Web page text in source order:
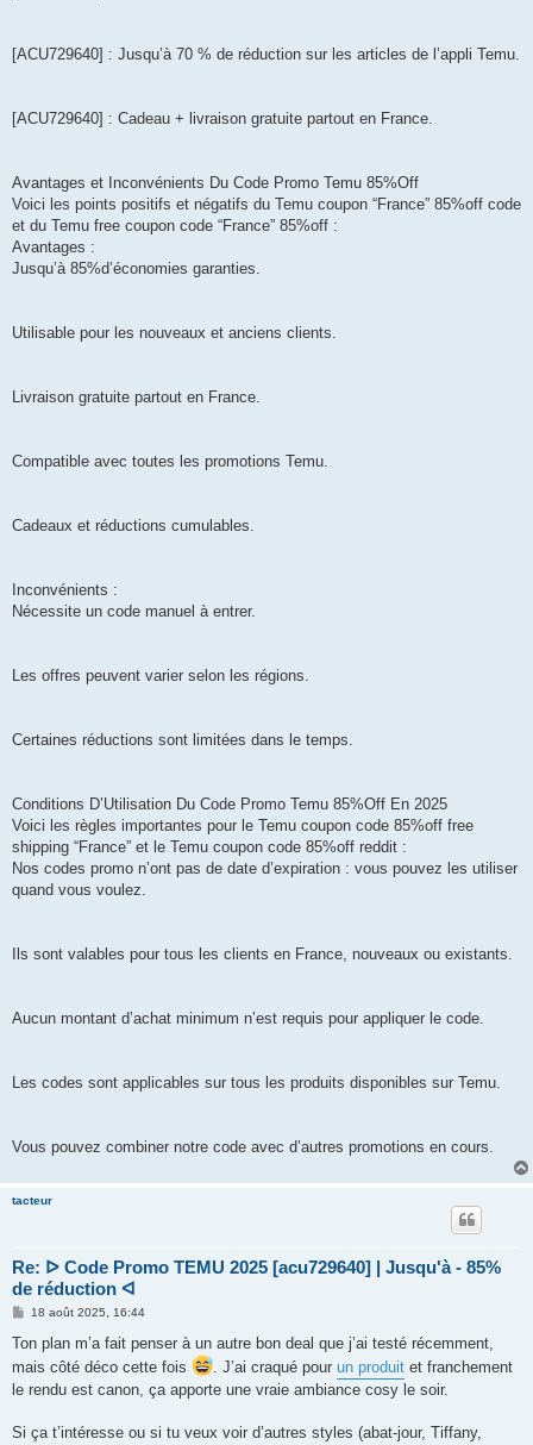
[ACU729640] : Jusqu’à 70 % de réduction sur les articles de l’appli Temu.
[ACU729640] : Cadeau + livraison gratuite partout en France.
Avantages et Inconvénients Du Code Promo Temu 85%Off
Voici les points positifs et négatifs du Temu coupon “France” 85%off code
et du Temu free coupon code “France” 85%off :
Avantages :
Jusqu’à 85%d’économies garanties.
Utilisable pour les nouveaux et anciens clients.
Livraison gratuite partout en France.
Compatible avec toutes les promotions Temu.
Cadeaux et réductions cumulables.
Inconvénients :
Nécessite un code manuel à entrer.
Les offres peuvent varier selon les régions.
Certaines réductions sont limitées dans le temps.
Conditions D’Utilisation Du Code Promo Temu 85%Off En 2025
Voici les règles importantes pour le Temu coupon code 85%off free
shipping “France” et le Temu coupon code 85%off reddit :
Nos codes promo n’ont pas de date d’expiration : vous pouvez les utiliser
quand vous voulez.
Ils sont valables pour tous les clients en France, nouveaux ou existants.
Aucun montant d’achat minimum n’est requis pour appliquer le code.
Les codes sont applicables sur tous les produits disponibles sur Temu.
Vous pouvez combiner notre code avec d’autres promotions en cours.
tacteur
Re: ᐅ Code Promo TEMU 2025 [acu729640] | Jusqu'à - 85%
de réduction ᐊ
M
s
a
e
18 août 2025, 16:44
Ton plan m’a fait penser à un autre bon deal que j’ai testé récemment,
mais côté déco cette fois
. J’ai craqué pour un produit et franchement
le rendu est canon, ça apporte une vraie ambiance cosy le soir.
Si ça t’intéresse ou si tu veux voir d’autres styles (abat-jour, Tiffany,